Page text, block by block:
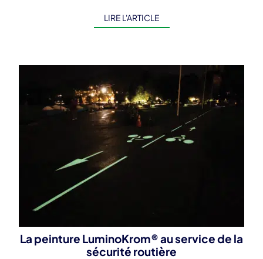
[…]
LIRE L'ARTICLE
La peinture LuminoKrom® au service de la
sécurité routière